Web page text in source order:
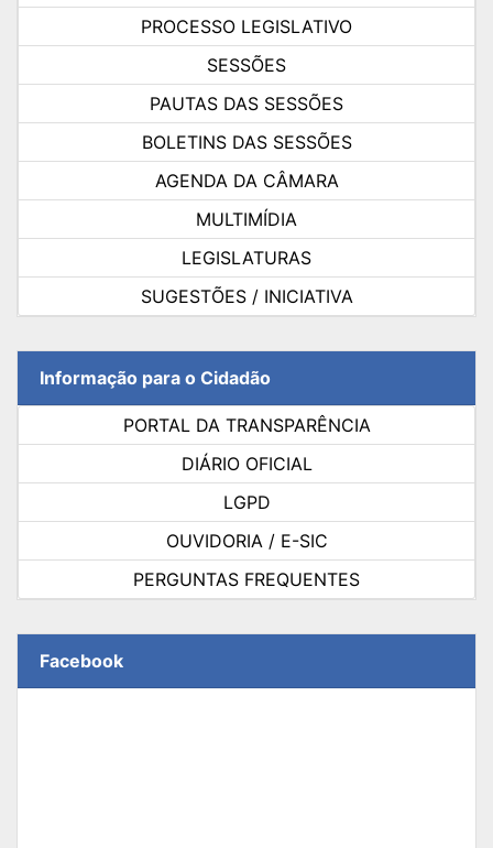
PROCESSO LEGISLATIVO
SESSÕES
PAUTAS DAS SESSÕES
BOLETINS DAS SESSÕES
AGENDA DA CÂMARA
MULTIMÍDIA
LEGISLATURAS
SUGESTÕES / INICIATIVA
Informação para o Cidadão
PORTAL DA TRANSPARÊNCIA
DIÁRIO OFICIAL
LGPD
OUVIDORIA / E-SIC
PERGUNTAS FREQUENTES
Facebook